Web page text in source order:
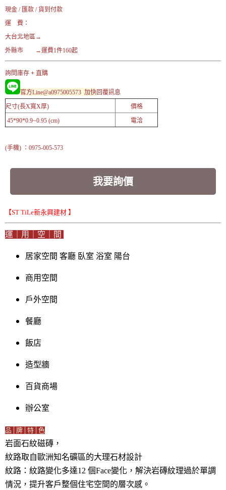
現金 / 匯款 / 貨到付款
運 費：
大台北地區→
外縣市 →運費1件160起
詢問庫存 + 直購
官方Line@a0975005573 加快回覆訊息
尺寸(長X寬X厚)
價格
45*90*0.9~0.95 (cm)
電洽
(手機) ：0975-005-573
我要詢價
【ST TiLe新永興建材 】
運｜用｜空｜間
居家空間 客廳 臥室 浴室 陽台
商用空間
戶外空間
餐廳
飯店
造型牆
百貨商場
辦公室
品│牌│特│色
岩面石紋磁磚，
紋路取自歐洲知名礦區的大理石材設計
紋路：紋路變化多達12 個Face變化，解決岩磚紋理過於單調
情況，提升客戶整個住宅空間的層次感。